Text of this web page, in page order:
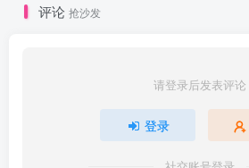
评论 抢沙发
请登录后发表评论
登录